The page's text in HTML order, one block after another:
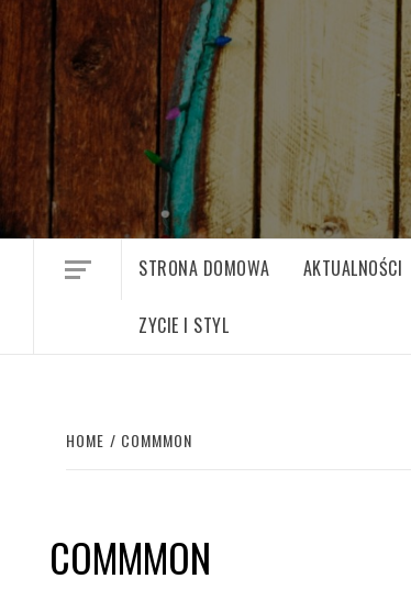
to
content
STRONA DOMOWA AKTUALNOŚCI
ZYCIE I STYL
HOME COMMMON
COMMMON